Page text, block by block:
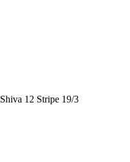
Shiva 12 Stripe 19/3